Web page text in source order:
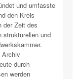
und umfasste
den Kreis
der Zeit des
strukturellen und
Archiv
durch
werden